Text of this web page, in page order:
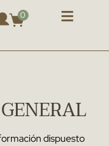
0
dispuesto